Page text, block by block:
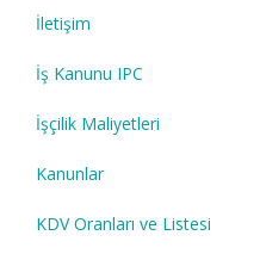
İletişim
İş Kanunu IPC
İşçilik Maliyetleri
Kanunlar
KDV Oranları ve Listesi